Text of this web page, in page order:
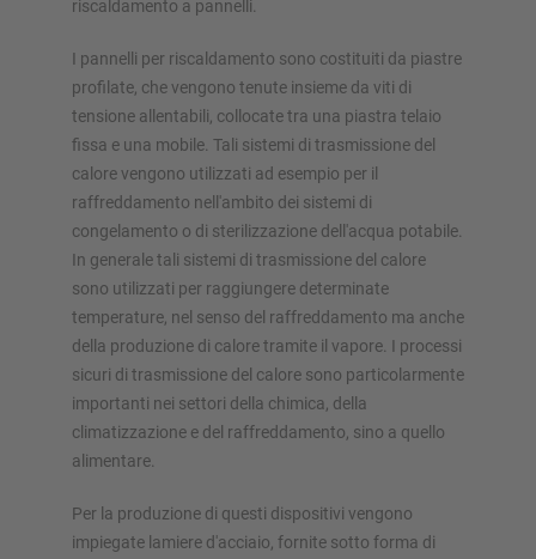
riscaldamento a pannelli.
I pannelli per riscaldamento sono costituiti da piastre
profilate, che vengono tenute insieme da viti di
tensione allentabili, collocate tra una piastra telaio
fissa e una mobile. Tali sistemi di trasmissione del
calore vengono utilizzati ad esempio per il
raffreddamento nell'ambito dei sistemi di
congelamento o di sterilizzazione dell'acqua potabile.
In generale tali sistemi di trasmissione del calore
sono utilizzati per raggiungere determinate
temperature, nel senso del raffreddamento ma anche
della produzione di calore tramite il vapore. I processi
sicuri di trasmissione del calore sono particolarmente
importanti nei settori della chimica, della
climatizzazione e del raffreddamento, sino a quello
alimentare.
Per la produzione di questi dispositivi vengono
impiegate lamiere d'acciaio, fornite sotto forma di
SOLUZIONI DI STOCCAGGIO
Scaffale porta pallet
Scaffalature su basi mobili
Magazzini autoportanti
Soppalchi
Sistemi di scaffalature verticali
Realizza personalmente la tua scaffalatura con il nostro
configuratore
Configura scaffalatura ora